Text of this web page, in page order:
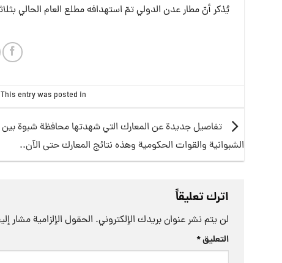
يُذكر أنّ مطار عدن الدولي تمّ استهدافه مطلع العام الحالي
This entry was posted in
تفاصيل جديدة عن المعارك التي شهدتها محافظة شبوة بين
الشبوانية والقوات الحكومية وهذه نتائج المعارك حتى الآن..
اترك تعليقاً
لن يتم نشر عنوان بريدك الإلكتروني. الحقول الإلزامية مشار
التعليق*